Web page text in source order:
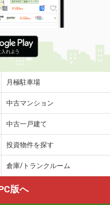
月極駐車場
中古マンション
中古一戸建て
投資物件を探す
倉庫/トランクルーム
版へ